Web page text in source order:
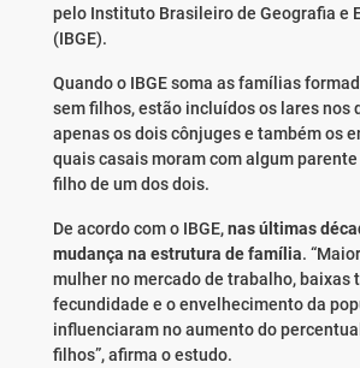
pelo Instituto Brasileiro de Geografia e
(IBGE).
Quando o IBGE soma as famílias
sem filhos, estão incluídos os lares nos
apenas os dois cônjuges e também os
quais casais moram com algum
filho de um dos dois.
De acordo com o IBGE,nas últimas
mudança na estrutura de família.
mulher no mercado de trabalho, baixas
fecundidade e o envelhecimento da
influenciaram no aumento do
filhos”, afirma o estudo.